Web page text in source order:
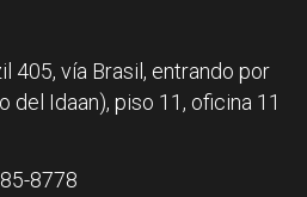
405, vía Brasil, entrando por
del Idaan), piso 11, oficina 11
8778